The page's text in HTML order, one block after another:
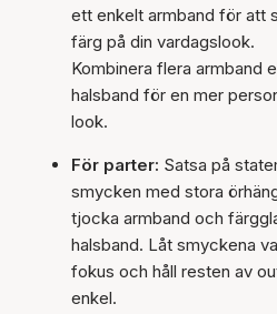
ett enkelt armband för att
färg på din vardagslook.
Kombinera flera armband
halsband för en mer
look.
För parter: Satsa på
smycken med stora
tjocka armband och
halsband. Låt smyckena
fokus och håll resten av
enkel.